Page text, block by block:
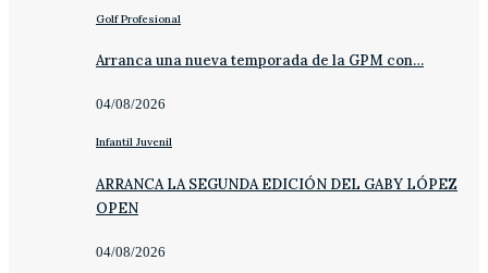
Golf Profesional
Arranca una nueva temporada de la GPM con…
04/08/2026
Infantil Juvenil
ARRANCA LA SEGUNDA EDICIÓN DEL GABY LÓPEZ
OPEN
04/08/2026